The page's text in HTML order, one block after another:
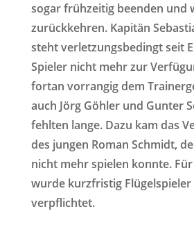
sogar frühzeitig beenden und
zurückkehren. Kapitän
steht verletzungsbedingt seit
Spieler nicht mehr zur
fortan vorrangig dem
auch Jörg Göhler und Gunter
fehlten lange. Dazu kam das
des jungen Roman Schmidt,
nicht mehr spielen konnte.
wurde kurzfristig Flügelspieler
verpflichtet.